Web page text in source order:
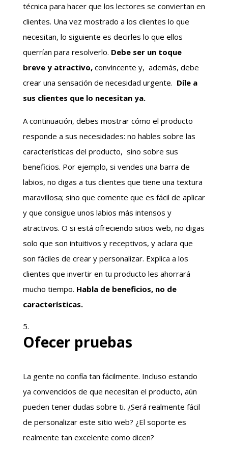
técnica para hacer que los lectores se conviertan en
clientes. Una vez mostrado a los clientes lo que
necesitan, lo siguiente es decirles lo que ellos
querrían para resolverlo. Debe ser un toque
breve y atractivo,convincente y, además, debe
crear una sensación de necesidad urgente. Díle a
sus clientes que lo necesitan ya.
A continuación, debes mostrar cómo el producto
responde a sus necesidades: no hables sobre las
características del producto, sino sobre sus
beneficios. Por ejemplo, si vendes una barra de
labios, no digas a tus clientes que tiene una textura
maravillosa; sino que comente que es fácil de aplicar
y que consigue unos labios más intensos y
atractivos. O si está ofreciendo sitios web, no digas
solo que son intuitivos y receptivos, y aclara que
son fáciles de crear y personalizar. Explica a los
clientes que invertir en tu producto les ahorrará
mucho tiempo. Habla de beneficios, no de
características.
Ofecer pruebas
La gente no confía tan fácilmente. Incluso estando
ya convencidos de que necesitan el producto, aún
pueden tener dudas sobre ti. ¿Será realmente fácil
de personalizar este sitio web? ¿El soporte es
realmente tan excelente como dicen?